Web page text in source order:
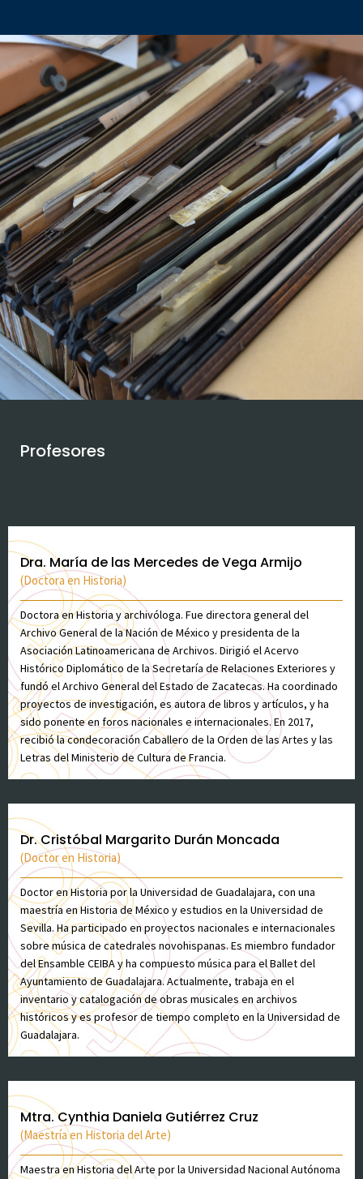
Profesores
Dra. María de las Mercedes de Vega Armijo
(Doctora en Historia)
Doctora en Historia y archivóloga. Fue directora general del
Archivo General de la Nación de México y presidenta de la
Asociación Latinoamericana de Archivos. Dirigió el Acervo
Histórico Diplomático de la Secretaría de Relaciones Exteriores y
fundó el Archivo General del Estado de Zacatecas. Ha coordinado
proyectos de investigación, es autora de libros y artículos, y ha
sido ponente en foros nacionales e internacionales. En 2017,
recibió la condecoración Caballero de la Orden de las Artes y las
Letras del Ministerio de Cultura de Francia.
Dr. Cristóbal Margarito Durán Moncada
(Doctor en Historia)
Doctor en Historia por la Universidad de Guadalajara, con una
maestría en Historia de México y estudios en la Universidad de
Sevilla. Ha participado en proyectos nacionales e internacionales
sobre música de catedrales novohispanas. Es miembro fundador
del Ensamble CEIBA y ha compuesto música para el Ballet del
Ayuntamiento de Guadalajara. Actualmente, trabaja en el
inventario y catalogación de obras musicales en archivos
históricos y es profesor de tiempo completo en la Universidad de
Guadalajara.
Mtra. Cynthia Daniela Gutiérrez Cruz
(Maestría en Historia del Arte)
Maestra en Historia del Arte por la Universidad Nacional Autónoma